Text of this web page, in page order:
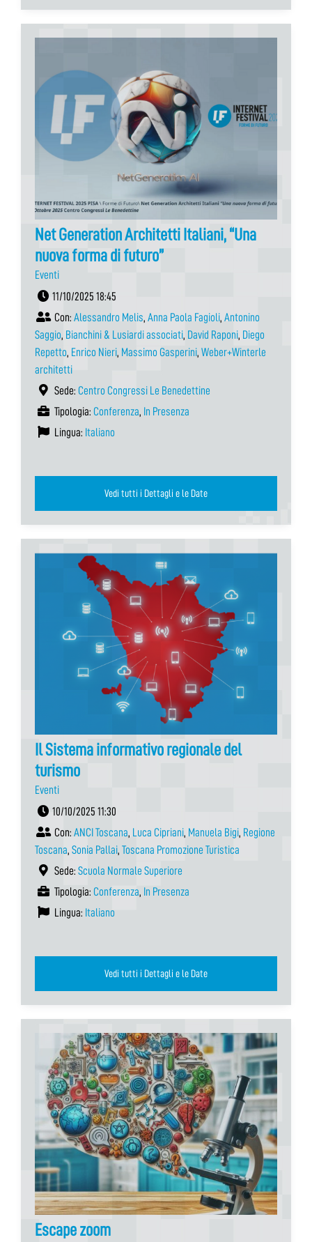
Net Generation Architetti Italiani, “Una
nuova forma di futuro”
Eventi
11/10/2025 18:45
Con: Alessandro Melis, Anna Paola Fagioli, Antonino
Saggio, Bianchini & Lusiardi associati, David Raponi, Diego
Repetto, Enrico Nieri, Massimo Gasperini, Weber+Winterle
architetti
Sede: Centro Congressi Le Benedettine
Tipologia: Conferenza, In Presenza
Lingua: Italiano
Vedi tutti i Dettagli e le Date
Il Sistema informativo regionale del
turismo
Eventi
10/10/2025 11:30
Con: ANCI Toscana, Luca Cipriani, Manuela Bigi, Regione
Toscana, Sonia Pallai, Toscana Promozione Turistica
Sede: Scuola Normale Superiore
Tipologia: Conferenza, In Presenza
Lingua: Italiano
Vedi tutti i Dettagli e le Date
Escape zoom